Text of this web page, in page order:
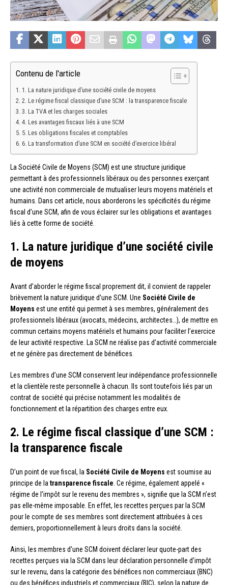
Contenu de l'article
1. La nature juridique d’une société civile de moyens
2. Le régime fiscal classique d’une SCM : la transparence fiscale
3. La TVA et les charges sociales
4. Les avantages fiscaux liés à une SCM
5. Les obligations fiscales et comptables
6. La transformation d’une SCM en société d’exercice libéral
La Société Civile de Moyens (SCM) est une structure juridique
permettant à des professionnels libéraux ou des personnes exerçant
une activité non commerciale de mutualiser leurs moyens matériels et
humains. Dans cet article, nous aborderons les spécificités du régime
fiscal d’une SCM, afin de vous éclairer sur les obligations et avantages
liés à cette forme de société.
1. La nature juridique d’une société civile
de moyens
Avant d’aborder le régime fiscal proprement dit, il convient de rappeler
brièvement la nature juridique d’une SCM. Une Société Civile de
Moyens est une entité qui permet à ses membres, généralement des
professionnels libéraux (avocats, médecins, architectes…), de mettre en
commun certains moyens matériels et humains pour faciliter l’exercice
de leur activité respective. La SCM ne réalise pas d’activité commerciale
et ne génère pas directement de bénéfices.
Les membres d’une SCM conservent leur indépendance professionnelle
et la clientèle reste personnelle à chacun. Ils sont toutefois liés par un
contrat de société qui précise notamment les modalités de
fonctionnement et la répartition des charges entre eux.
2. Le régime fiscal classique d’une SCM :
la transparence fiscale
D’un point de vue fiscal, la Société Civile de Moyens est soumise au
principe de la transparence fiscale . Ce régime, également appelé «
régime de l’impôt sur le revenu des membres », signifie que la SCM n’est
pas elle-même imposable. En effet, les recettes perçues par la SCM
pour le compte de ses membres sont directement attribuées à ces
derniers, proportionnellement à leurs droits dans la société.
Ainsi, les membres d’une SCM doivent déclarer leur quote-part des
recettes perçues via la SCM dans leur déclaration personnelle d’impôt
sur le revenu, dans la catégorie des bénéfices non commerciaux (BNC)
ou des bénéfices industriels et commerciaux (BIC), selon la nature de